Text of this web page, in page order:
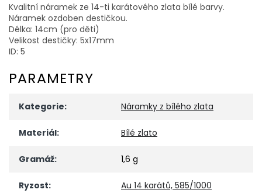
Kvalitní náramek ze 14-ti karátového zlata bílé barvy.
Náramek ozdoben destičkou.
Délka: 14cm (pro děti)
Velikost destičky: 5x17mm
ID: 5
PARAMETRY
Kategorie: Náramky z bílého zlata
Materiál: Bílé zlato
Gramáž: 1,6 g
Ryzost: Au 14 karátů, 585/1000